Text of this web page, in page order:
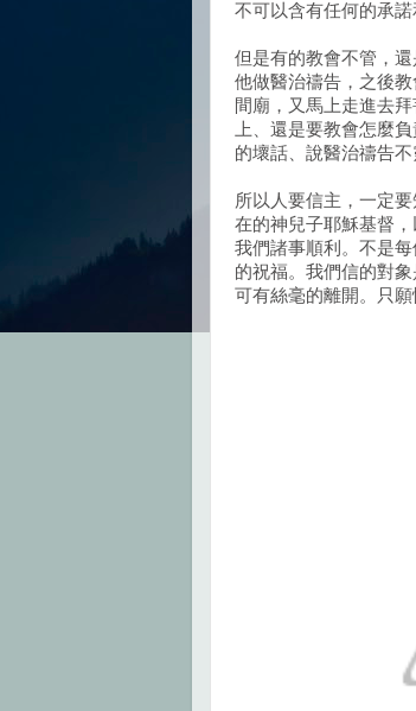
不可以含有任何的承
但是有的教會不管，
他做醫治禱告，之後
間廟，又馬上走進去
上、還是要教會怎麼
的壞話、說醫治禱告
所以人要信主，一定
在的神兒子耶穌基督
我們諸事順利。不是
的祝福。我們信的對
可有絲毫的離開。只